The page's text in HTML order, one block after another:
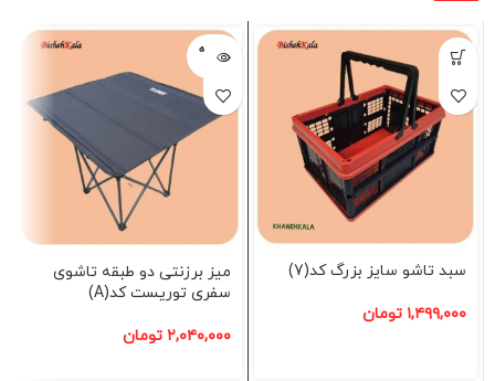
سبد تاشو سایز بزرگ کد(7)
۱,۴۹۹,۰۰۰ تومان
فروخته
شده
میز برزنتی دو طبقه تاشوی
سفری توریست کد(A)
۲,۰۴۰,۰۰۰ تومان